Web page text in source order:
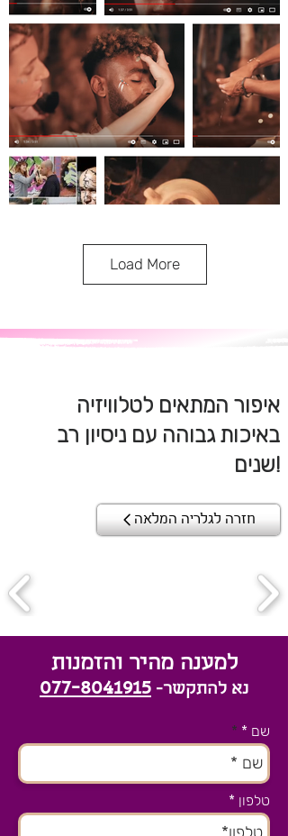
Load More
איפור המתאים לטלוויזיה
באיכות גבוהה עם ניסיון רב
שנים!
חזרה לגלריה המלאה
למענה מהיר והזמנות
נא להתקשר- 077-8041915
שם *
טלפון